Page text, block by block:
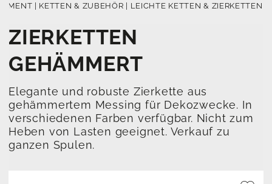
| KETTEN & ZUBEHÖR | LEICHTE KETTEN & ZIERKETTEN
ZIERKETTEN
GEHÄMMERT
Elegante und robuste Zierkette aus
gehämmertem Messing für Dekozwecke. In
verschiedenen Farben verfügbar. Nicht zum
Heben von Lasten geeignet. Verkauf zu
ganzen Spulen.